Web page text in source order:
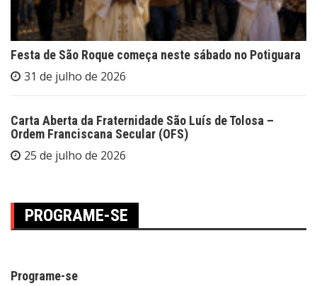
Festa de São Roque começa neste sábado no Potiguara
31 de julho de 2026
Carta Aberta da Fraternidade São Luís de Tolosa –
Ordem Franciscana Secular (OFS)
25 de julho de 2026
PROGRAME-SE
Programe-se